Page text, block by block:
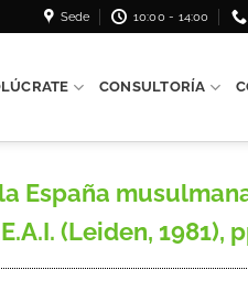
Sede 10:00 - 14:00
CONSULTORÍA
España
(Leiden, 1981),